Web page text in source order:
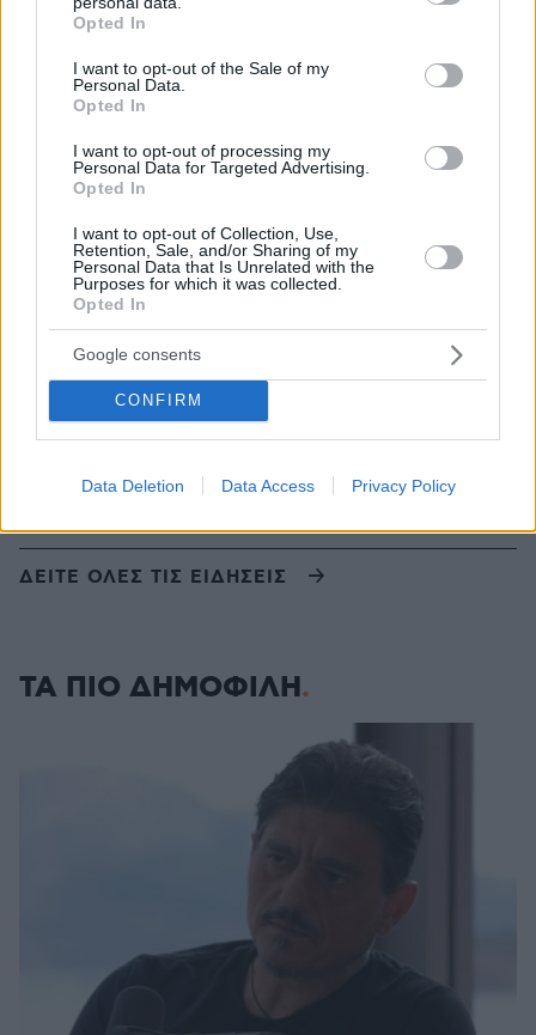
grant or deny consent to Google and its third-party tags to
use your data for below specified purposes in below Google
consent section.
Opted In
I want to opt-out of the Sale of my
Personal Data.
Opted In
I want to opt-out of processing my
Personal Data for Targeted Advertising.
Opted In
I want to opt-out of Collection, Use,
Retention, Sale, and/or Sharing of my
Personal Data that Is Unrelated with the
Purposes for which it was collected.
Opted In
Google consents
CONFIRM
Data Deletion Data Access Privacy Policy
Θεσσαλονίκης με τη ματιά μιας φωτογράφου
Διακοπή λειτουργίας των ντους στα beach bars ζητά η
κοινότητα Σάρτης στη Χαλκιδική, επικαλείται
πριν 26 λεπτά
Πώς θα κάνουμε μια περιποίηση προσώπου επιπέδου
σπα στο σπίτι
πριν 32 λεπτά
Σπιτικό προζύμι: Οδηγός για αρχάριους και μη – Η
διαδικασία, η χρήση, η συντήρηση
πριν 32 λεπτά
Ελπίδα για τη Δημοκρατία: Νέα αποχώρηση με αιχμές
για «απολυταρχικά προσωποπαγές διευθυντήριο
Καρυστιανού - Γρατσία»
πριν 35 λεπτά
Πώς ο Μέγας Αλέξανδρος συνέτριψε τους Ιλλυριούς:
ΔΕΙΤΕ ΟΛΕΣ ΤΙΣ ΕΙΔΗΣΕΙΣ
ΤΑ ΠΙΟ ΔΗΜΟΦΙΛΗ